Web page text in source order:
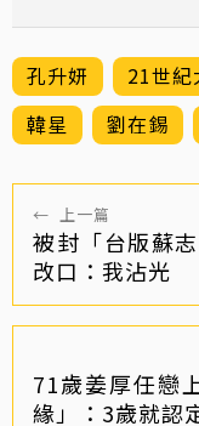
孔升妍 21世紀
韓星
劉在錫
← 上一篇
被封「台版蘇
改口：我沾光
71歲姜厚任戀
緣」：3歲就認